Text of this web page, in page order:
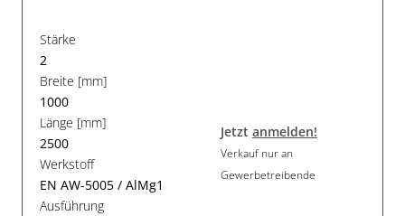
Stärke
2
Breite [mm]
1000
Länge [mm]
2500
Werkstoff
EN AW-5005 / AlMg1
Ausführung
Jetzt anmelden!
Verkauf nur an
Gewerbetreibende